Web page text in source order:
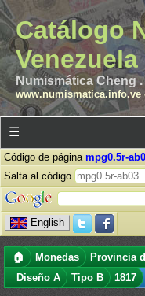
Catálogo
Venezuela
Numismática Cheng .
www.numismatica.info.ve
☰
Código de página mpg0.5r-
Salta al código
English
🏠 Monedas Provincia
Diseño A
Tipo B 1817